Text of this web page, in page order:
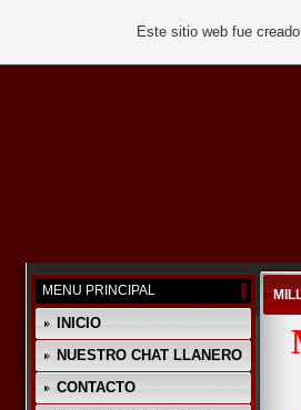
MENU PRINCIPAL
INICIO
NUESTRO CHAT LLANERO
CONTACTO
Este sitio web fue